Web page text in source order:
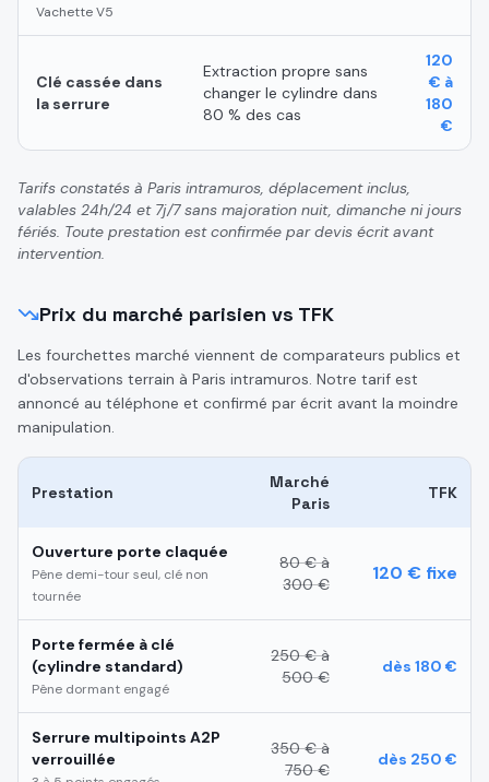
Vachette V5
Clé cassée dans
la serrure
Extraction propre sans
changer le cylindre dans
80 % des cas
120
€ à
180
€
Tarifs constatés à Paris intramuros, déplacement inclus,
valables 24h/24 et 7j/7 sans majoration nuit, dimanche ni jours
fériés. Toute prestation est confirmée par devis écrit avant
intervention.
Prix du marché parisien vs TFK
Les fourchettes marché viennent de comparateurs publics et
d'observations terrain à Paris intramuros. Notre tarif est
annoncé au téléphone et confirmé par écrit avant la moindre
manipulation.
Prestation
Marché
Paris
TFK
Ouverture porte claquée
Pêne demi-tour seul, clé non
tournée
80 € à
300 €
120 € fixe
Porte fermée à clé
(cylindre standard)
Pêne dormant engagé
250 € à
500 €
dès 180 €
Serrure multipoints A2P
verrouillée
350 € à
750 €
dès 250 €